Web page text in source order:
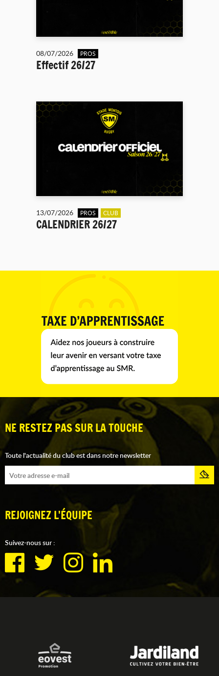
08/07/2026 PROS
Effectif 26/27
13/07/2026 PROS CLUB
CALENDRIER 26/27
NE RESTEZ PAS SUR LA TOUCHE
Toute l'actualité du club est dans notre newsletter
REJOIGNEZ L'ÉQUIPE
Suivez-nous sur :